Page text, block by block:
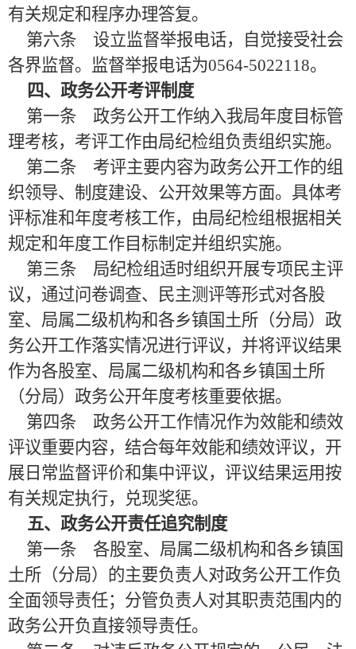
有关规定和程序办理答复。
第六条 设立监督举报电话，自觉接受社会
各界监督。监督举报电话为0564-5022118。
四、政务公开考评制度
第一条 政务公开工作纳入我局年度目标管
理考核，考评工作由局纪检组负责组织实施。
第二条 考评主要内容为政务公开工作的组
织领导、制度建设、公开效果等方面。具体考
评标准和年度考核工作，由局纪检组根据相关
规定和年度工作目标制定并组织实施。
第三条 局纪检组适时组织开展专项民主评
议，通过问卷调查、民主测评等形式对各股
室、局属二级机构和各乡镇国土所（分局）政
务公开工作落实情况进行评议，并将评议结果
作为各股室、局属二级机构和各乡镇国土所
（分局）政务公开年度考核重要依据。
第四条 政务公开工作情况作为效能和绩效
评议重要内容，结合每年效能和绩效评议，开
展日常监督评价和集中评议，评议结果运用按
有关规定执行，兑现奖惩。
五、政务公开责任追究制度
第一条 各股室、局属二级机构和各乡镇国
土所（分局）的主要负责人对政务公开工作负
全面领导责任；分管负责人对其职责范围内的
政务公开负直接领导责任。